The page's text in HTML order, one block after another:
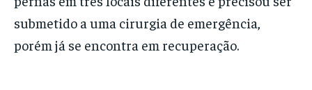
submetido a uma cirurgia de emergência,
porém já se encontra em recuperação.